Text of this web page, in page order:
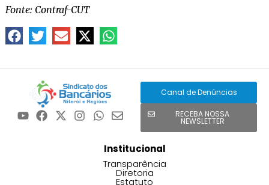
Fonte: Contraf-CUT
Canal de Denúncias
RECEBA NOSSA
NEWSLETTER
Institucional
Transparência
Diretoria
Estatuto